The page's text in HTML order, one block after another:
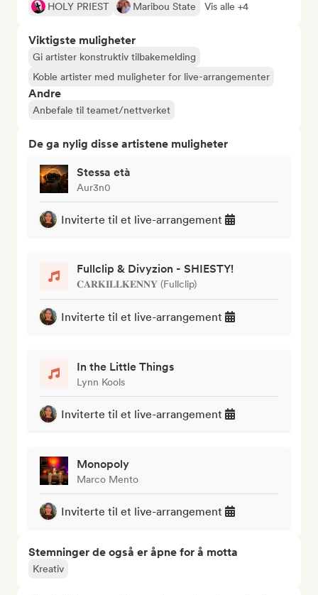
HOLY PRIEST
Maribou State Vis alle +4
Viktigste muligheter
Gi artister konstruktiv tilbakemelding
Koble artister med muligheter for live-arrangementer
Andre
Anbefale til teamet/nettverket
De ga nylig disse artistene muligheter
Stessa età
Aur3n0
Inviterte til et live-arrangement
Fullclip & Divyzion - SHIESTY!
𝐂𝐀𝐑𝐊𝐈𝐋𝐋𝐊𝐄𝐍𝐍𝐘 (Fullclip)
Inviterte til et live-arrangement
In the Little Things
Lynn Kools
Inviterte til et live-arrangement
Monopoly
Marco Mento
Inviterte til et live-arrangement
Stemninger de også er åpne for å motta
Kreativ